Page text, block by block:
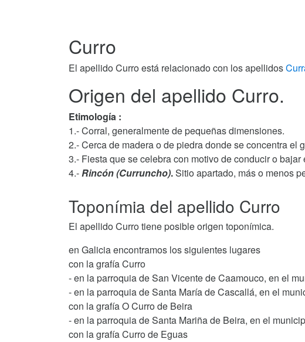
Curro
El apellido Curro está relacionado con los apellidos
Origen del apellido Curro.
Etimología :
1.- Corral, generalmente de pequeñas dimensiones.
2.- Cerca de madera o de piedra donde se concentra
3.- Fiesta que se celebra con motivo de conducir o
4.- Rincón (Curruncho).Sitio apartado, más o menos
Toponímia del apellido Curro
El apellido Curro tiene posible origen toponímica.
en Galicia encontramos los siguientes lugares
con la grafía Curro
- en la parroquia de San Vicente de Caamouco, en el
- en la parroquia de Santa María de Cascallá, en el
con la grafía O Curro de Beira
- en la parroquia de Santa Mariña de Beira, en el
con la grafía Curro de Eguas